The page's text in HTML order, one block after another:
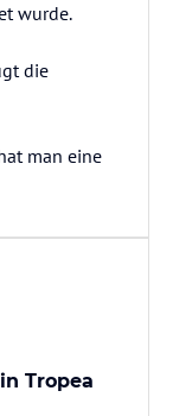
wurde.
die
man eine
Tropea